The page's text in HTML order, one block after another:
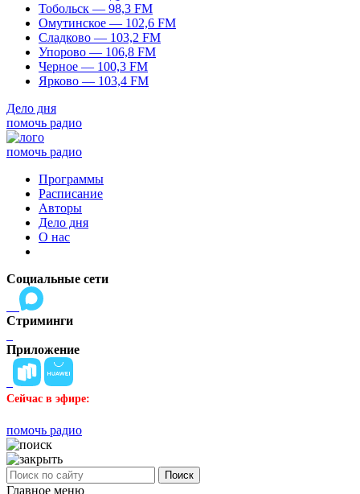
Тобольск — 98,3 FM
Омутинское — 102,6 FM
Сладково — 103,2 FM
Упорово — 106,8 FM
Черное — 100,3 FM
Ярково — 103,4 FM
Дело дня
помочь радио
помочь радио
Программы
Расписание
Авторы
Дело дня
О нас
Социальные сети
Стриминги
Приложение
Сейчас в эфире:
помочь радио
Поиск
Главное меню